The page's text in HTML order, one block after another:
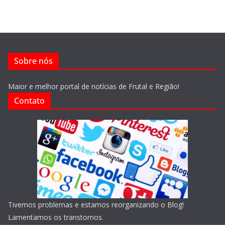
Sobre nós
Maior e melhor portal de notícias de Frutal e Região!
Contato
Tivemos problemas e estamos reorganizando o Blog!
Lamentamos os transtornos.